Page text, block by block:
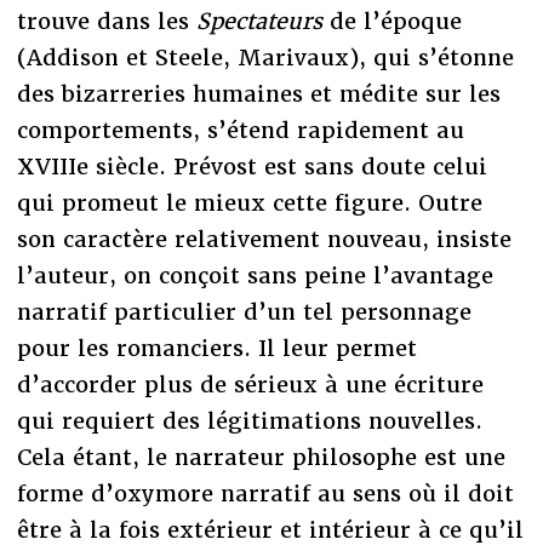
trouve dans les Spectateurs de l’époque
(Addison et Steele, Marivaux), qui s’étonne
des bizarreries humaines et médite sur les
comportements, s’étend rapidement au
XVIIIe siècle. Prévost est sans doute celui
qui promeut le mieux cette figure. Outre
son caractère relativement nouveau, insiste
l’auteur, on conçoit sans peine l’avantage
narratif particulier d’un tel personnage
pour les romanciers. Il leur permet
d’accorder plus de sérieux à une écriture
qui requiert des légitimations nouvelles.
Cela étant, le narrateur philosophe est une
forme d’oxymore narratif au sens où il doit
être à la fois extérieur et intérieur à ce qu’il